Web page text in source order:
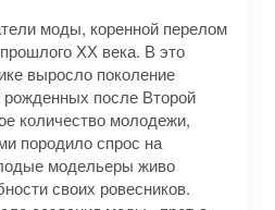
моды, коренной перелом
ХХ века. В это
выросло поколение
после Второй
количество молодежи,
породило спрос на
модельеры живо
своих ровесников.